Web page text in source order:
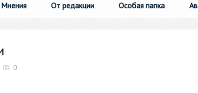
Мнения От редакции Особая папка
0